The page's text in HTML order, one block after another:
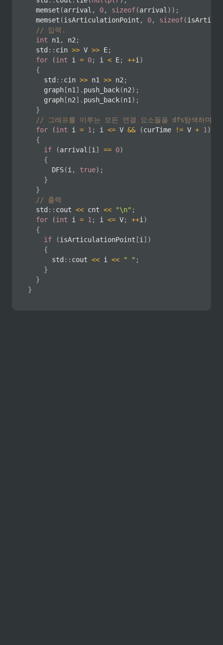
memset (arrival , 0, sizeof(arrival ) ) ;
memset (isArticulationPoint , 0, sizeof(
// 입력.
int n1 , n2 ;
	std
:: cin >> V >> E;
for
(int i = 0; i < E; ++i )
{
		std
:: cin >> n1 >> n2 ;
		graph
[n1 ] . push_back(n2) ;
		graph
[n2] . push_back(n1 ) ;
}
// 그래프를 이루는 모든 연결 요소들을 dfs탐색하며
for
(int i = 1 ; i <= V && (curTime != V + 1 )
{
if
(arrival [i ] == 0)
{
DFS(i , true) ;
}
}
// 출력
	std
:: cout << cnt << "\n" ;
for
(int i = 1 ; i <= V; ++i )
{
if
(isArticulationPoint [i ] )
{
			std
:: cout << i << " " ;
}
}
}